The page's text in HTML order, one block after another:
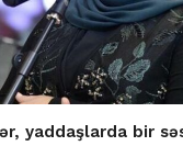
yaddaşlarda bir